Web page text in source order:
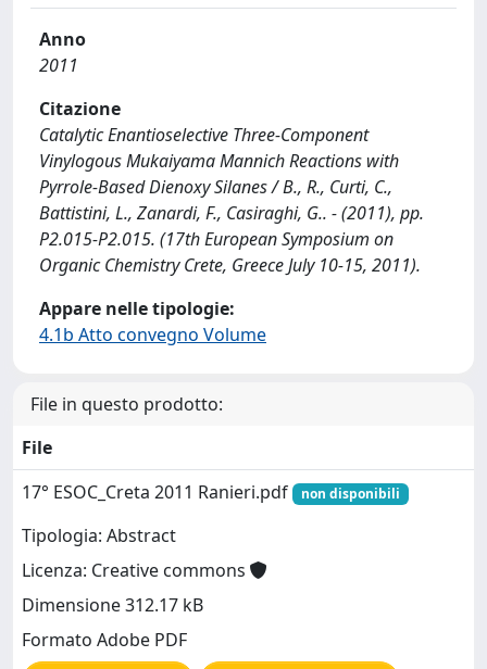
Anno
2011
Citazione
Catalytic Enantioselective Three-Component
Vinylogous Mukaiyama Mannich Reactions with
Pyrrole-Based Dienoxy Silanes / B., R., Curti, C.,
Battistini, L., Zanardi, F., Casiraghi, G.. - (2011), pp.
P2.015-P2.015. (17th European Symposium on
Organic Chemistry Crete, Greece July 10-15, 2011).
Appare nelle tipologie:
4.1b Atto convegno Volume
File in questo prodotto:
File
17° ESOC_Creta 2011 Ranieri.pdf
non disponibili
Tipologia: Abstract
Licenza: Creative commons
Dimensione 312.17 kB
Formato Adobe PDF